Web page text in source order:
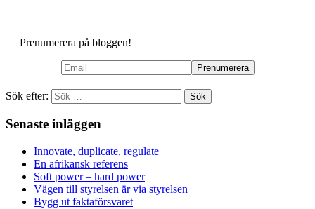
Prenumerera på bloggen!
Sök efter:
Senaste inläggen
Innovate, duplicate, regulate
En afrikansk referens
Soft power – hard power
Vägen till styrelsen är via styrelsen
Bygg ut faktaförsvaret